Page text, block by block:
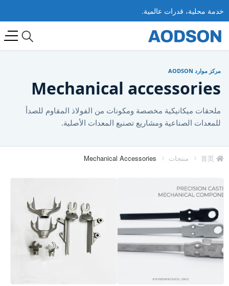
خدمة محلية، قدرات عالمية.
مركز موارد AODSON
Mechanical accessories
ملحقات ميكانيكية مخصصة ومكونات من الفولاذ المقاوم للصدأ
للمعدات الصناعية ومشاريع تصنيع المعدات الأصلية.
منتجات Mechanical Accessories